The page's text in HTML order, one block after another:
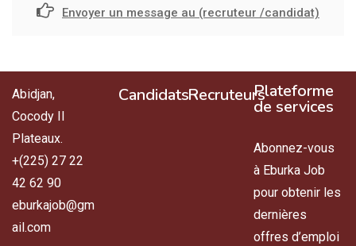
Envoyer un message au (recruteur /candidat)
Abidjan,
Cocody II
Plateaux.
+(225) 27 22
42 62 90
eburkajob@gm
ail.com
CandidatsRecruteursPlateforme
de services
Abonnez-vous
à Eburka Job
pour obtenir les
dernières
offres d’emploi